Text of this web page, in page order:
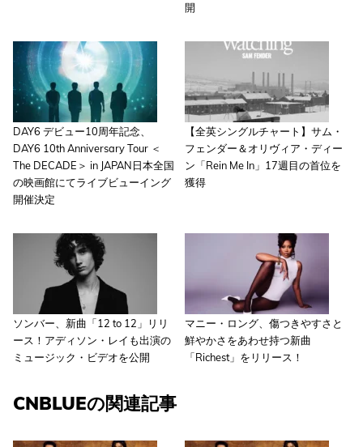
開
DAY6 デビュー10周年記念、
DAY6 10th Anniversary Tour ＜
The DECADE＞ in JAPAN日本全国
の映画館にてライブビューイング
開催決定
【全英シングルチャート】サム・
フェンダー＆オリヴィア・ディー
ン「Rein Me In」17週目の首位を
獲得
ソンバー、新曲「12 to 12」リリ
ース！アディソン・レイも出演の
ミュージック・ビデオを公開
マニー・ロング、傷つきやすさと
鮮やかさをあわせ持つ新曲
「Richest」をリリース！
CNBLUEの関連記事